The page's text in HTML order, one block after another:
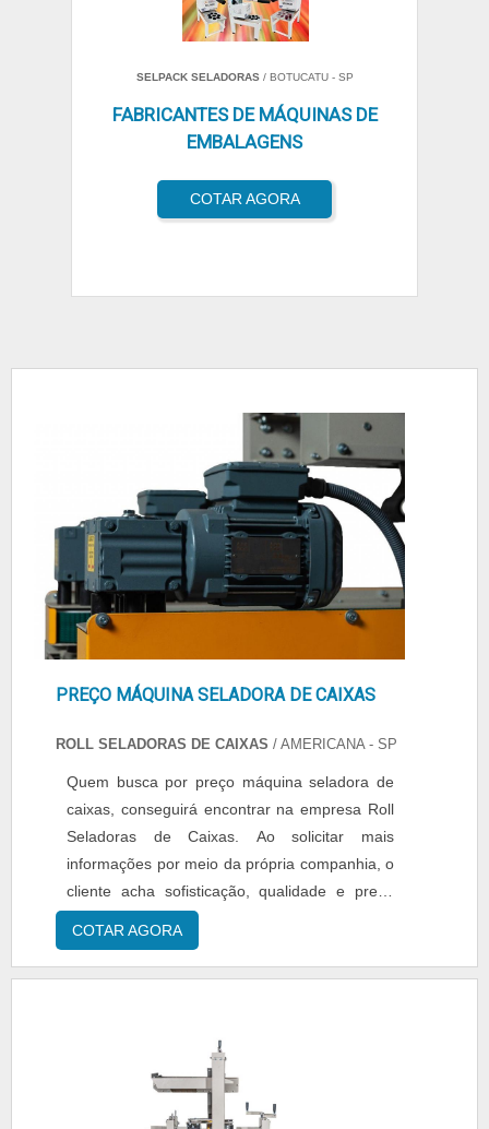
SELPACK SELADORAS/ BOTUCATU - SP
FABRICANTES DE MÁQUINAS DE
EMBALAGENS
COTAR AGORA
PREÇO MÁQUINA SELADORA DE CAIXAS
ROLL SELADORAS DE CAIXAS / AMERICANA - SP
Quem busca por preço máquina seladora de
caixas, conseguirá encontrar na empresa Roll
Seladoras de Caixas. Ao solicitar mais
informações por meio da própria companhia, o
cliente acha sofisticação, qualidade e preço
justo em um só lugar.Quando a questão é
preço máquina seladora de caixas, com a
final.ALGUNS DETALHES SOBRE PREÇO ...
COTAR AGORA